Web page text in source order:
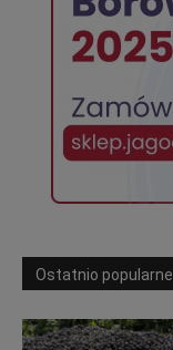
Ostatnio popularne